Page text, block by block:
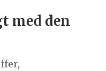
med den